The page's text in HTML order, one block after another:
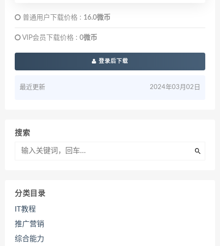
普通用户下载价格 : 16.0微币
VIP会员下载价格 : 0微币
登录后下载
最近更新 2024年03月02日
搜索
分类目录
IT教程
推广营销
综合能力